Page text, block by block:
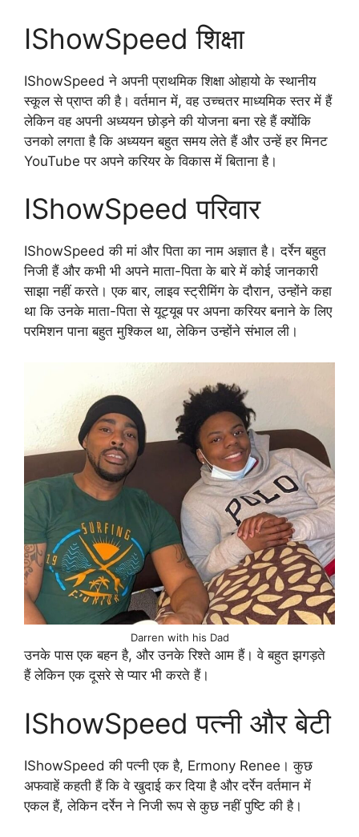
IShowSpeed शिक्षा
IShowSpeed ने अपनी प्राथमिक शिक्षा ओहायो के स्थानीय
स्कूल से प्राप्त की है। वर्तमान में, वह उच्चतर माध्यमिक स्तर में हैं
लेकिन वह अपनी अध्ययन छोड़ने की योजना बना रहे हैं क्योंकि
उनको लगता है कि अध्ययन बहुत समय लेते हैं और उन्हें हर मिनट
YouTube पर अपने करियर के विकास में बिताना है।
IShowSpeed परिवार
IShowSpeed की मां और पिता का नाम अज्ञात है। दर्रेन बहुत
निजी हैं और कभी भी अपने माता-पिता के बारे में कोई जानकारी
साझा नहीं करते। एक बार, लाइव स्ट्रीमिंग के दौरान, उन्होंने कहा
था कि उनके माता-पिता से यूट्यूब पर अपना करियर बनाने के लिए
परमिशन पाना बहुत मुश्किल था, लेकिन उन्होंने संभाल ली।
Darren with his Dad
उनके पास एक बहन है, और उनके रिश्ते आम हैं। वे बहुत झगड़ते
हैं लेकिन एक दूसरे से प्यार भी करते हैं।
IShowSpeed पत्नी और बेटी
IShowSpeed की पत्नी एक है, Ermony Renee। कुछ
अफवाहें कहती हैं कि वे खुदाई कर दिया है और दर्रेन वर्तमान में
एकल हैं, लेकिन दर्रेन ने निजी रूप से कुछ नहीं पुष्टि की है।